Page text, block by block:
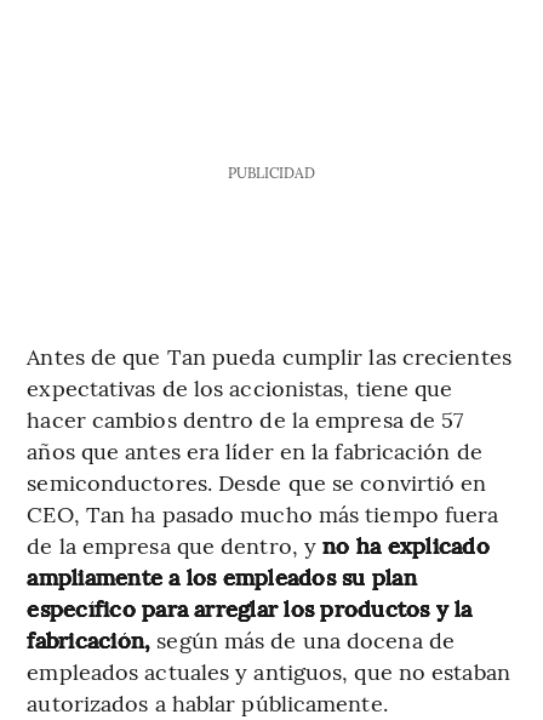
PUBLICIDAD
Antes de que Tan pueda cumplir las crecientes
expectativas de los accionistas, tiene que
hacer cambios dentro de la empresa de 57
años que antes era líder en la fabricación de
semiconductores. Desde que se convirtió en
CEO, Tan ha pasado mucho más tiempo fuera
de la empresa que dentro, yno ha explicado
ampliamente a los empleados su plan
específico para arreglar los productos y la
fabricación, según más de una docena de
empleados actuales y antiguos, que no estaban
autorizados a hablar públicamente.